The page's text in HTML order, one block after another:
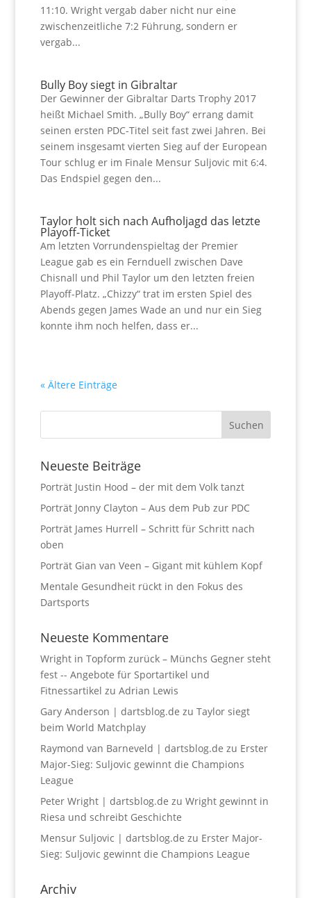
11:10. Wright vergab daber nicht nur eine
zwischenzeitliche 7:2 Führung, sondern er
vergab...
Bully Boy siegt in Gibraltar
Der Gewinner der Gibraltar Darts Trophy 2017
heißt Michael Smith. „Bully Boy“ errang damit
seinen ersten PDC-Titel seit fast zwei Jahren. Bei
seinem insgesamt vierten Sieg auf der European
Tour schlug er im Finale Mensur Suljovic mit 6:4.
Das Endspiel gegen den...
Taylor holt sich nach Aufholjagd das letzte
Playoff-Ticket
Am letzten Vorrundenspieltag der Premier
League gab es ein Fernduell zwischen Dave
Chisnall und Phil Taylor um den letzten freien
Playoff-Platz. „Chizzy“ trat im ersten Spiel des
Abends gegen James Wade an und nur ein Sieg
konnte ihm noch helfen, dass er...
« Ältere Einträge
Neueste Beiträge
Porträt Justin Hood – der mit dem Volk tanzt
Porträt Jonny Clayton – Aus dem Pub zur PDC
Porträt James Hurrell – Schritt für Schritt nach
oben
Porträt Gian van Veen – Gigant mit kühlem Kopf
Mentale Gesundheit rückt in den Fokus des
Dartsports
Neueste Kommentare
Wright in Topform zurück – Münchs Gegner steht
fest -- Angebote für Sportartikel und
Fitnessartikel zu Adrian Lewis
Gary Anderson | dartsblog.de zu Taylor siegt
beim World Matchplay
Raymond van Barneveld | dartsblog.de zu Erster
Major-Sieg: Suljovic gewinnt die Champions
League
Peter Wright | dartsblog.de zu Wright gewinnt in
Riesa und schreibt Geschichte
Mensur Suljovic | dartsblog.de zu Erster Major-
Sieg: Suljovic gewinnt die Champions League
Archiv